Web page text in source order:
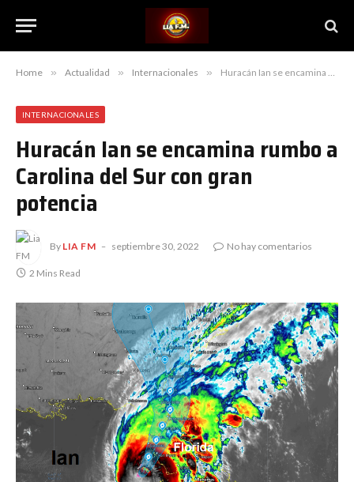
Home » Actualidad » Internacionales » Huracán Ian se encamina rumbo a Carolina del Sur con gran potencia
INTERNACIONALES
Huracán Ian se encamina rumbo a
Carolina del Sur con gran
potencia
By LIA FM septiembre 30, 2022 No hay comentarios
2 Mins Read